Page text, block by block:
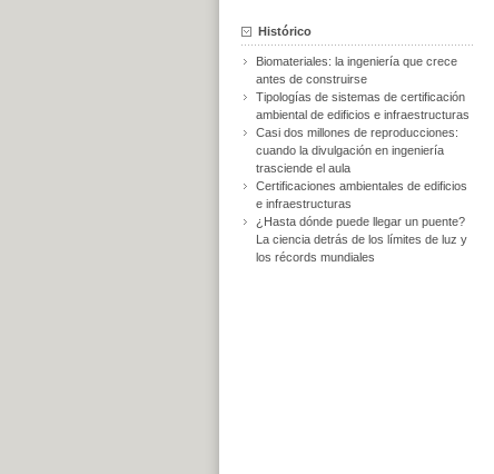
Histórico
Biomateriales: la ingeniería que crece
antes de construirse
Tipologías de sistemas de certificación
ambiental de edificios e infraestructuras
Casi dos millones de reproducciones:
cuando la divulgación en ingeniería
trasciende el aula
Certificaciones ambientales de edificios
e infraestructuras
¿Hasta dónde puede llegar un puente?
La ciencia detrás de los límites de luz y
los récords mundiales